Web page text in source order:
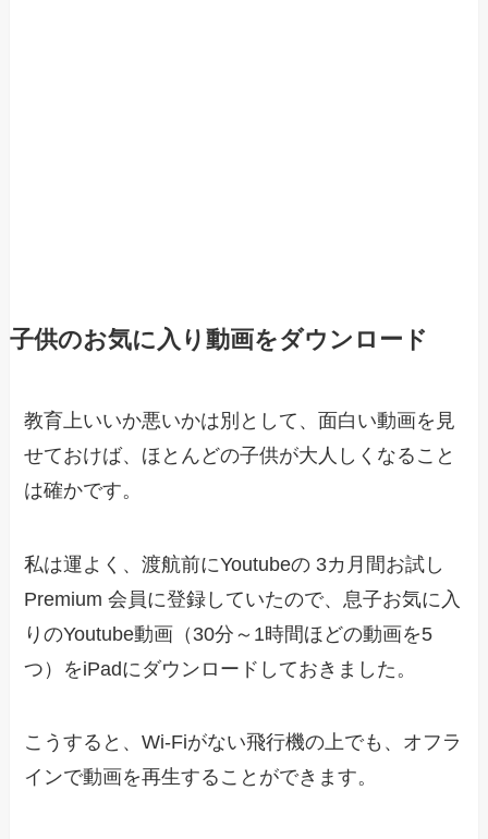
子供のお気に入り動画をダウンロード
教育上いいか悪いかは別として、面白い動画を見
せておけば、ほとんどの子供が大人しくなること
は確かです。
私は運よく、渡航前にYoutubeの 3カ月間お試し
Premium 会員に登録していたので、息子お気に入
りのYoutube動画（30分～1時間ほどの動画を5
つ）をiPadにダウンロードしておきました。
こうすると、Wi-Fiがない飛行機の上でも、オフラ
インで動画を再生することができます。